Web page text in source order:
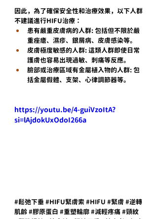
因此，為了確保安全性和治療效果，以下人群
不建議進行HIFU治療：
患有嚴重皮膚病的人群: 包括但不限於嚴
重痤瘡、濕疹、銀屑病、皮膚感染等。
皮膚極度敏感的人群: 這類人群即使日常
護膚也容易出現過敏、刺痛等反應。
臉部或治療區域有金屬植入物的人群: 包
括金屬假體、支架、心律調節器等。
https://youtu.be/4-guiVzoItA?
si=lAjdokUxOdoI266a
#鬆弛下垂#HIFU緊膚索#HIFU #緊膚 #逆轉
肌齡#膠原蛋白 #重塑輪廓#減輕疼痛#頸紋